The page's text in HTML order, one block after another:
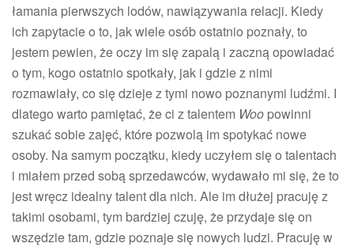
łamania pierwszych lodów, nawiązywania relacji. Kiedy
ich zapytacie o to, jak wiele osób ostatnio poznały, to
jestem pewien, że oczy im się zapalą i zaczną opowiadać
o tym, kogo ostatnio spotkały, jak i gdzie z nimi
rozmawiały, co się dzieje z tymi nowo poznanymi ludźmi. I
dlatego warto pamiętać, że ci z talentem Woo powinni
szukać sobie zajęć, które pozwolą im spotykać nowe
osoby. Na samym początku, kiedy uczyłem się o talentach
i miałem przed sobą sprzedawców, wydawało mi się, że to
jest wręcz idealny talent dla nich. Ale im dłużej pracuję z
takimi osobami, tym bardziej czuję, że przydaje się on
wszędzie tam, gdzie poznaje się nowych ludzi. Pracuję w